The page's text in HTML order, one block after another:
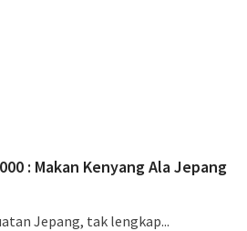
: Makan Kenyang Ala Jepang
Jepang, tak lengkap...